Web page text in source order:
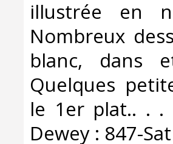
illustrée en
Nombreux
blanc, dans
Quelques
le 1er plat.. . .
Dewey : 847-